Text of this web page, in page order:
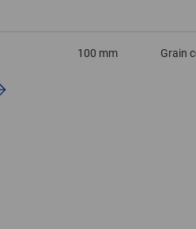
100 mm Grain